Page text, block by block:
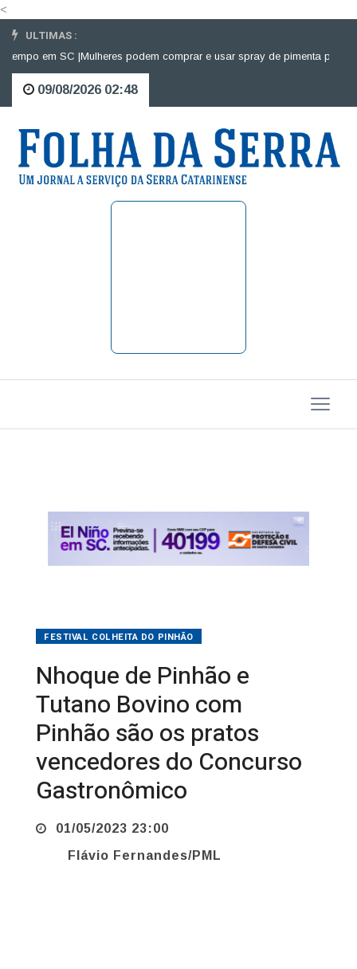
<
ULTIMAS :
em SC |Mulheres podem comprar e usar spray de pimenta para
09/08/2026 02:48
Nhoque de Pinhão e
Tutano Bovino com
Pinhão são os pratos
vencedores do Concurso
Gastronômico
01/05/2023 23:00
Flávio Fernandes/PML